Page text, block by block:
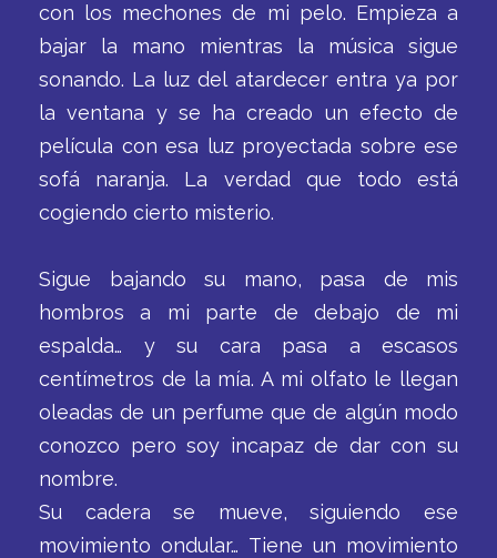
con los mechones de mi pelo. Empieza a
bajar la mano mientras la música sigue
sonando. La luz del atardecer entra ya por
la ventana y se ha creado un efecto de
película con esa luz proyectada sobre ese
sofá naranja. La verdad que todo está
cogiendo cierto misterio.
Sigue bajando su mano, pasa de mis
hombros a mi parte de debajo de mi
espalda… y su cara pasa a escasos
centímetros de la mía. A mi olfato le llegan
oleadas de un perfume que de algún modo
conozco pero soy incapaz de dar con su
nombre.
Su cadera se mueve, siguiendo ese
movimiento ondular… Tiene un movimiento